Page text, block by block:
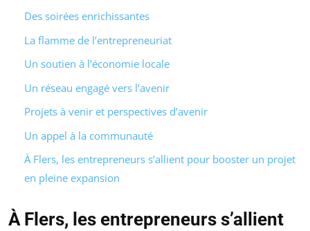
Des soirées enrichissantes
La flamme de l’entrepreneuriat
Un soutien à l’économie locale
Un réseau engagé vers l’avenir
Projets à venir et perspectives d’avenir
Un appel à la communauté
À Flers, les entrepreneurs s’allient pour booster un projet
en pleine expansion
À Flers, les entrepreneurs s’allient